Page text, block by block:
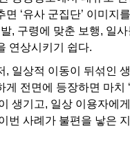
면 ‘유사 군집단’ 이미지
, 구령에 맞춘 보행, 일사
연상시키기 쉽다.
, 일상적 이동이 뒤섞인
게 전면에 등장하면 마치
생기고, 일상 이용자에
번 사례가 불편을 낳은